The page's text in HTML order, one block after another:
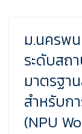
ม.นครพ
ระดับสถ
มาตรฐา
สำหรับก
(NPU